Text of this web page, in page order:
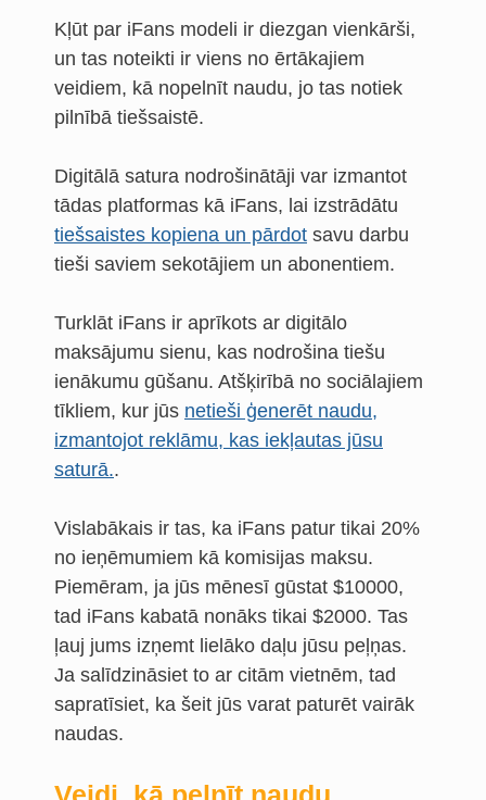
Kļūt par iFans modeli ir diezgan vienkārši,
un tas noteikti ir viens no ērtākajiem
veidiem, kā nopelnīt naudu, jo tas notiek
pilnībā tiešsaistē.
Digitālā satura nodrošinātāji var izmantot
tādas platformas kā iFans, lai izstrādātu
tiešsaistes kopiena un pārdot savu darbu
tieši saviem sekotājiem un abonentiem.
Turklāt iFans ir aprīkots ar digitālo
maksājumu sienu, kas nodrošina tiešu
ienākumu gūšanu. Atšķirībā no sociālajiem
tīkliem, kur jūs netieši ģenerēt naudu,
izmantojot reklāmu, kas iekļautas jūsu
saturā..
Vislabākais ir tas, ka iFans patur tikai 20%
no ieņēmumiem kā komisijas maksu.
Piemēram, ja jūs mēnesī gūstat $10000,
tad iFans kabatā nonāks tikai $2000. Tas
ļauj jums izņemt lielāko daļu jūsu peļņas.
Ja salīdzināsiet to ar citām vietnēm, tad
sapratīsiet, ka šeit jūs varat paturēt vairāk
naudas.